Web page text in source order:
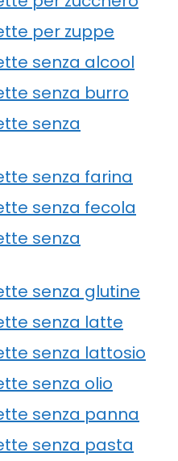
per zuppe
senza alcool
senza burro
senza
senza farina
senza fecola
senza
senza glutine
senza latte
senza lattosio
senza olio
senza panna
senza pasta